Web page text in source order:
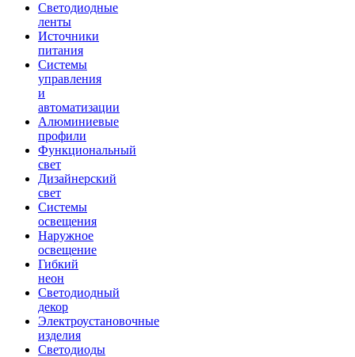
Светодиодные
ленты
Источники
питания
Системы
управления
и
автоматизации
Алюминиевые
профили
Функциональный
свет
Дизайнерский
свет
Системы
освещения
Наружное
освещение
Гибкий
неон
Светодиодный
декор
Электроустановочные
изделия
Светодиоды